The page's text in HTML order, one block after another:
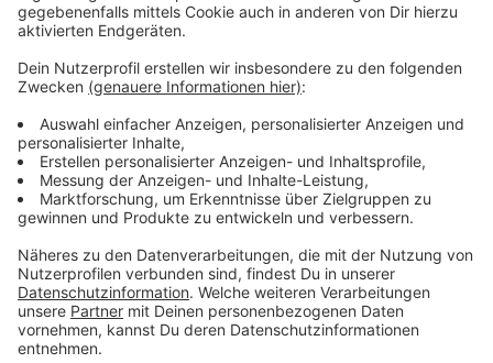
Immer auf dem Laufenden
Verpass' nichts mehr - mit unserem kostenlosen
ANTENNE BAYERN Newsletter. Ob Nachrichten,
Lifestyle oder unsere neuesten Aktionen - wir
informieren dich.
Zum Newsletter anmelden